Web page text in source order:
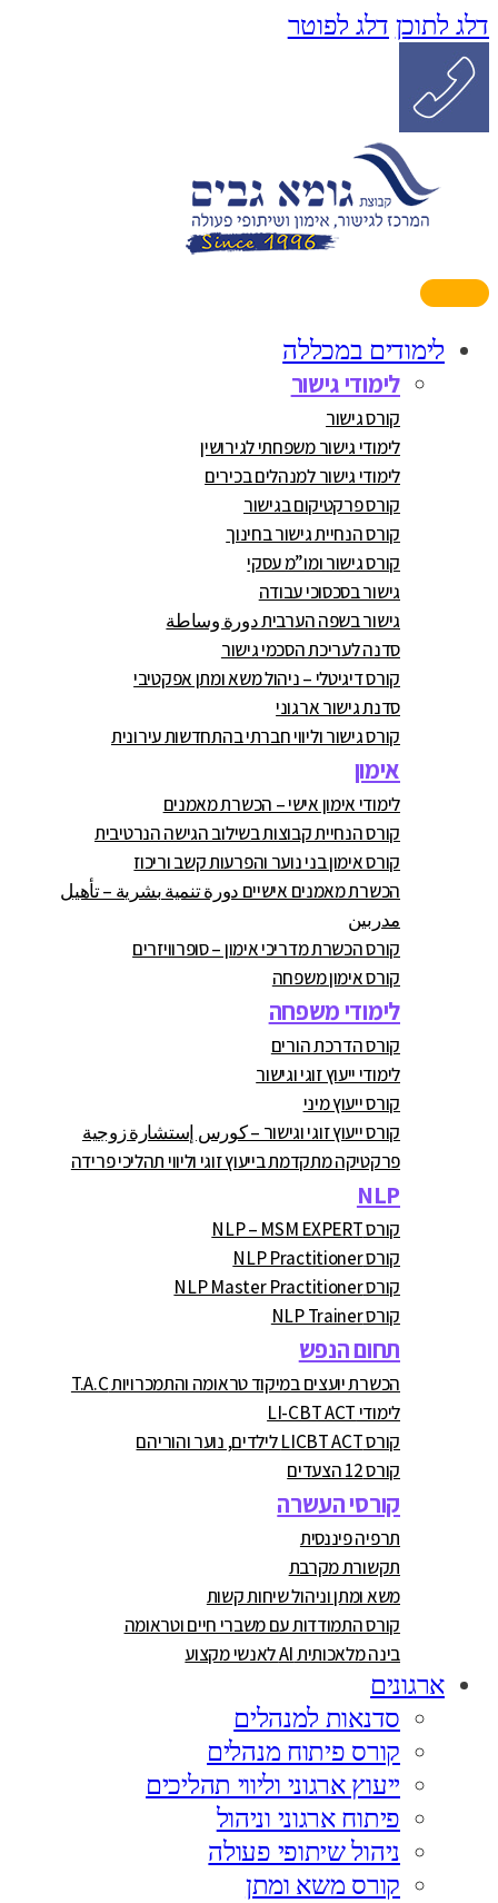
דלג לתוכן דלג לפוטר
לימודים במכללה
לימודי גישור
קורס גישור
לימודי גישור משפחתי לגירושין
לימודי גישור למנהלים בכירים
קורס פרקטיקום בגישור
קורס הנחיית גישור בחינוך
קורס גישור ומו”מ עסקי
גישור בסכסוכי עבודה
גישור בשפה הערבית دورة وساطة
סדנה לעריכת הסכמי גישור
קורס דיגיטלי – ניהול משא ומתן אפקטיבי
סדנת גישור ארגוני
קורס גישור וליווי חברתי בהתחדשות עירונית
אימון
לימודי אימון אישי – הכשרת מאמנים
קורס הנחיית קבוצות בשילוב הגישה הנרטיבית
קורס אימון בני נוער והפרעות קשב וריכוז
הכשרת מאמנים אישיים دورة تنمية بشرية – تأهيل
مدربين
קורס הכשרת מדריכי אימון – סופרוויזרים
קורס אימון משפחה
לימודי משפחה
קורס הדרכת הורים
לימודי ייעוץ זוגי וגישור
קורס ייעוץ מיני
קורס ייעוץ זוגי וגישור – كورس إستشارة زوجية
פרקטיקה מתקדמת בייעוץ זוגי וליווי תהליכי פרידה
NLP
קורס NLP – MSM EXPERT
קורס NLP Practitioner
קורס NLP Master Practitioner
קורס NLP Trainer
תחום הנפש
הכשרת יועצים במיקוד טראומה והתמכרויות T.A.C
לימודי LI-CBT ACT
קורס LICBT ACT לילדים, נוער והוריהם
קורס 12 הצעדים
קורסי העשרה
תרפיה פיננסית
תקשורת מקרבת
משא ומתן וניהול שיחות קשות
קורס התמודדות עם משברי חיים וטראומה
בינה מלאכותית AI לאנשי מקצוע
ארגונים
סדנאות למנהלים
קורס פיתוח מנהלים
ייעוץ ארגוני וליווי תהליכים
פיתוח ארגוני וניהול
ניהול שיתופי פעולה
קורס משא ומתן